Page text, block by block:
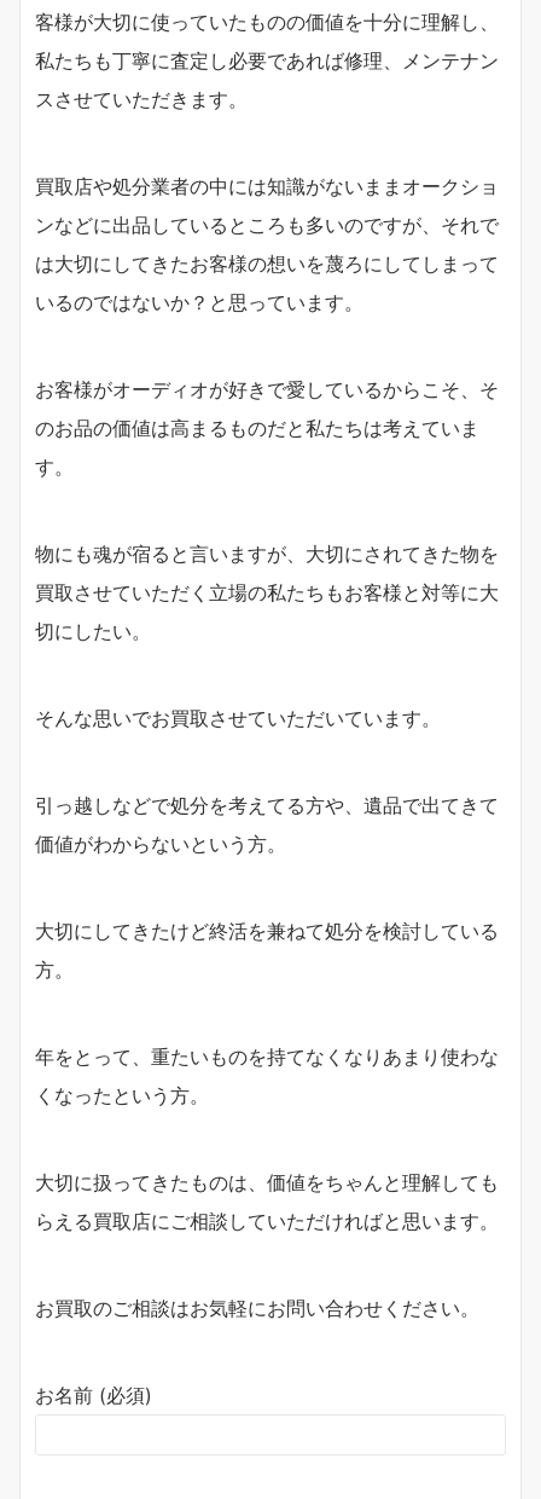
客様が大切に使っていたものの価値を十分に理解し、
私たちも丁寧に査定し必要であれば修理、メンテナン
スさせていただきます。
買取店や処分業者の中には知識がないままオークショ
ンなどに出品しているところも多いのですが、それで
は大切にしてきたお客様の想いを蔑ろにしてしまって
いるのではないか？と思っています。
お客様がオーディオが好きで愛しているからこそ、そ
のお品の価値は高まるものだと私たちは考えていま
す。
物にも魂が宿ると言いますが、大切にされてきた物を
買取させていただく立場の私たちもお客様と対等に大
切にしたい。
そんな思いでお買取させていただいています。
引っ越しなどで処分を考えてる方や、遺品で出てきて
価値がわからないという方。
大切にしてきたけど終活を兼ねて処分を検討している
方。
年をとって、重たいものを持てなくなりあまり使わな
くなったという方。
大切に扱ってきたものは、価値をちゃんと理解しても
らえる買取店にご相談していただければと思います。
お買取のご相談はお気軽にお問い合わせください。
お名前 (必須)